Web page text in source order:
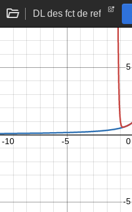
DL des fct de ref